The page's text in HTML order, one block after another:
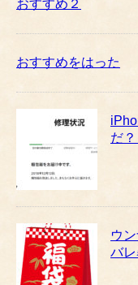
おすすめ２
おすすめをはった
だ？
ウ
バ